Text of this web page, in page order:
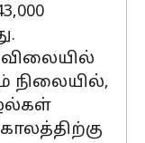
நிலையில்,